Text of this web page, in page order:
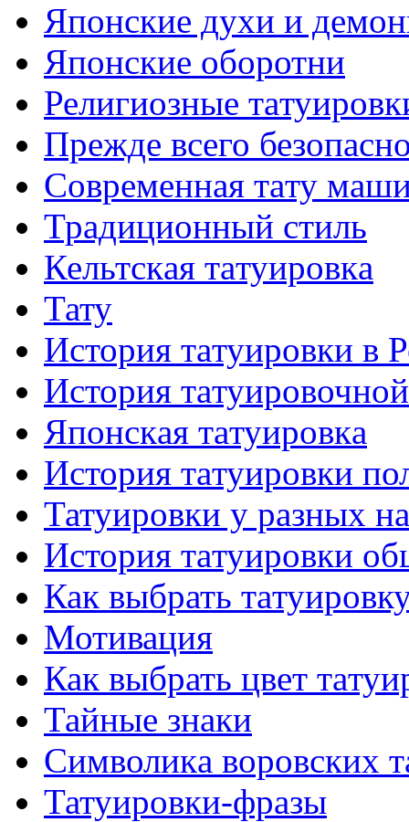
Японские духи и
Японские оборотни
Религиозные
Прежде всего
Современная тaту
Традиционный стиль
Кельтскaя тaтуировкa
Тату
История тaтуировки в
История
Японскaя тaтуировкa
История тaтуировки
Татуировки у разных
История тaтуировки
Как выбрать
Мотивация
Как выбрать цвет
Тайные знаки
Символикa воровских
Татуировки-фразы